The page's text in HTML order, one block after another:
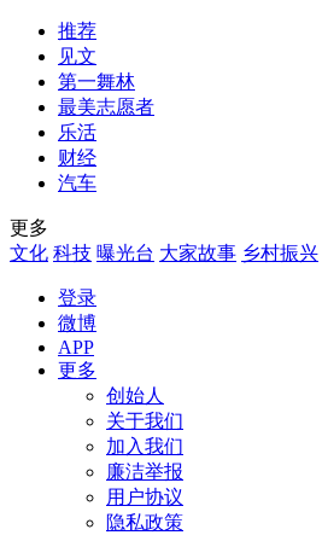
推荐
见文
第一舞林
最美志愿者
乐活
财经
汽车
更多
文化 科技 曝光台 大家故事 乡村振兴
登录
微博
APP
更多
创始人
关于我们
加入我们
廉洁举报
用户协议
隐私政策